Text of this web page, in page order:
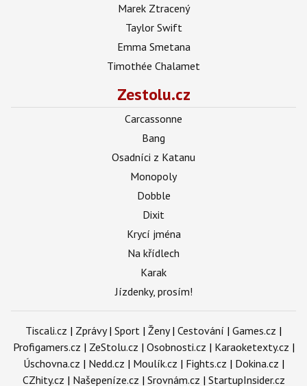
Marek Ztracený
Taylor Swift
Emma Smetana
Timothée Chalamet
Zestolu.cz
Carcassonne
Bang
Osadníci z Katanu
Monopoly
Dobble
Dixit
Krycí jména
Na křídlech
Karak
Jízdenky, prosím!
Tiscali.cz | Zprávy| Sport | Ženy| Cestování | Games.cz |
Profigamers.cz | ZeStolu.cz | Osobnosti.cz | Karaoketexty.cz |
Úschovna.cz | Nedd.cz | Moulík.cz | Fights.cz | Dokina.cz |
CZhity.cz | Našepeníze.cz | Srovnám.cz | StartupInsider.cz